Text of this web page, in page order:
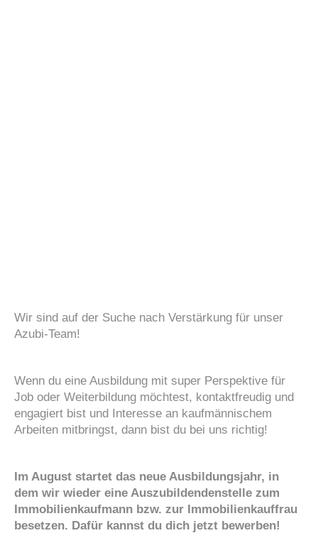
Wir sind auf der Suche nach Verstärkung für unser
Azubi-Team!
Wenn du eine Ausbildung mit super Perspektive für
Job oder Weiterbildung möchtest, kontaktfreudig und
engagiert bist und Interesse an kaufmännischem
Arbeiten mitbringst, dann bist du bei uns richtig!
Im August startet das neue Ausbildungsjahr, in
dem wir wieder eine Auszubildendenstelle zum
Immobilienkaufmann bzw. zur Immobilienkauffrau
besetzen. Dafür kannst du dich jetzt bewerben!